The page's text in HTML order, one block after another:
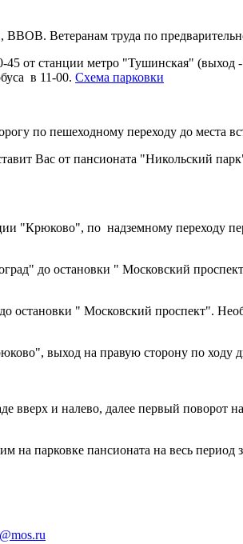
Ветеранам труда по
45 от станции метро "Тушинская"
в 11-00. Схема парковки
по пешеходному переходу до места
Вас от пансионата "Никольский
по надземному переходу
до остановки " Московский
" Московский проспект".
выход на правую сторону по ходу
вверх и налево, далее первый поворот
парковке пансионата на весь период